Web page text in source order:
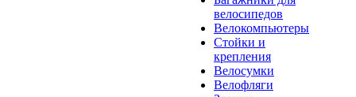
велосипедов
Велокомпьютеры
Стойки и
крепления
Велосумки
Велофляги